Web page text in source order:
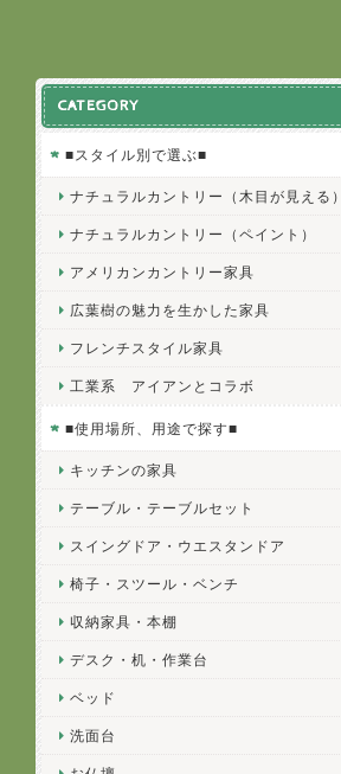
CATEGORY
■スタイル別で選ぶ■
ナチュラルカントリー（木目が見える）
ナチュラルカントリー（ペイント）
アメリカンカントリー家具
広葉樹の魅力を生かした家具
フレンチスタイル家具
工業系 アイアンとコラボ
■使用場所、用途で探す■
キッチンの家具
テーブル・テーブルセット
スイングドア・ウエスタンドア
椅子・スツール・ベンチ
収納家具・本棚
デスク・机・作業台
ベッド
洗面台